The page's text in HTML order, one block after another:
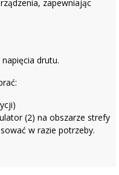
zapewniając
drutu.
(2) na obszarze strefy
w razie potrzeby.